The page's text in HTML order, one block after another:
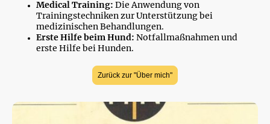
Medical Training: Die Anwendung von
Trainingstechniken zur Unterstützung bei
medizinischen Behandlungen.
Erste Hilfe beim Hund: Notfallmaßnahmen und
erste Hilfe bei Hunden.
Zurück zur "Über mich"